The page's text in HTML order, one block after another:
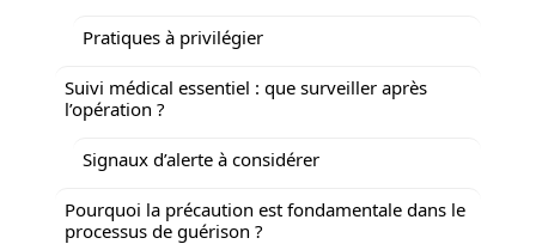
Pratiques à privilégier
Suivi médical essentiel : que surveiller après
l’opération ?
Signaux d’alerte à considérer
Pourquoi la précaution est fondamentale dans le
processus de guérison ?